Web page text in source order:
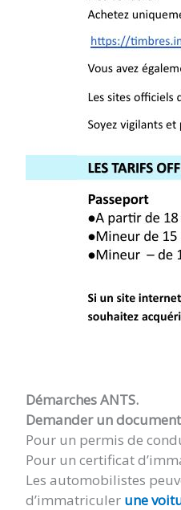
Démarches ANTS.
Demander un
Pour un permis de
Pour un certificat
Les automobilistes
d’immatriculer une